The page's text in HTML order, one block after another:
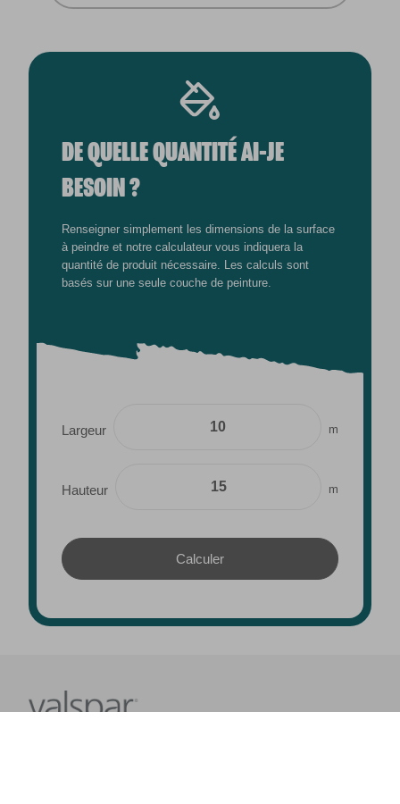
DE QUELLE QUANTITÉ AI-JE
BESOIN ?
Renseigner simplement les dimensions de la surface
à peindre et notre calculateur vous indiquera la
quantité de produit nécessaire. Les calculs sont
basés sur une seule couche de peinture.
Largeur m
Hauteur m